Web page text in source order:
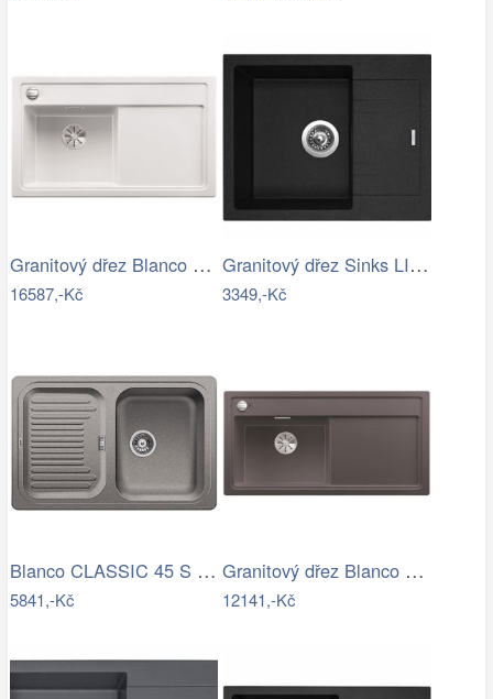
Granitový dřez Blanco ZENAR 45 S-F…
16587,-Kč
Granitový dřez Sinks LINEA 600 N…
3349,-Kč
Blanco CLASSIC 45 S Silgranit aluminium…
5841,-Kč
Granitový dřez Blanco ZENAR XL 6 S…
12141,-Kč